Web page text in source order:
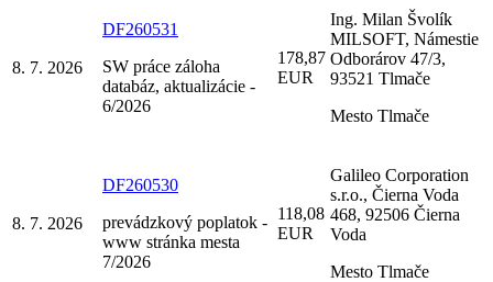
8. 7. 2026
DF260531
SW práce záloha
databáz, aktualizácie -
6/2026
178,87
EUR
Ing. Milan Švolík
MILSOFT, Námestie
Odborárov 47/3,
93521 Tlmače
Mesto Tlmače
8. 7. 2026
DF260530
prevádzkový poplatok -
www stránka mesta
7/2026
118,08
EUR
Galileo Corporation
s.r.o., Čierna Voda
468, 92506 Čierna
Voda
Mesto Tlmače